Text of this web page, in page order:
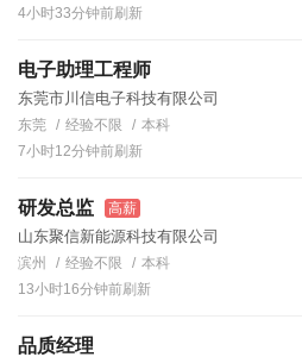
4小时33分钟前刷新
电子助理工程师
东莞市川信电子科技有限公司
东莞 经验不限
本科
7小时12分钟前刷新
研发总监 高薪
山东聚信新能源科技有限公司
滨州 经验不限
本科
13小时16分钟前刷新
品质经理